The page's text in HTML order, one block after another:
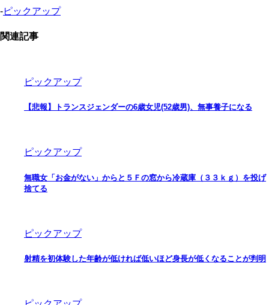
-ピックアップ
関連記事
ピックアップ
【悲報】トランスジェンダーの6歳女児(52歳男)、無事養子になる
ピックアップ
無職女「お金がない」からと５Ｆの窓から冷蔵庫（３３ｋｇ）を投げ
捨てる
ピックアップ
射精を初体験した年齢が低ければ低いほど身長が低くなることが判明